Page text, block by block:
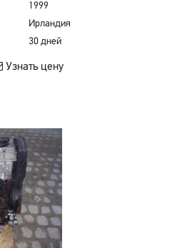
1999
Ирландия
30 дней
Узнать цену